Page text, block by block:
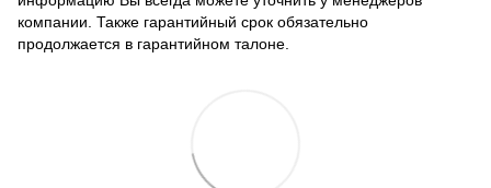
компании. Также гарантийный срок обязательно
продолжается в гарантийном талоне.